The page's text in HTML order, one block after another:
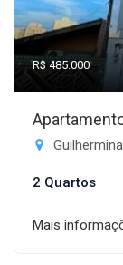
R$ 485.000
2 Quartos
Mais